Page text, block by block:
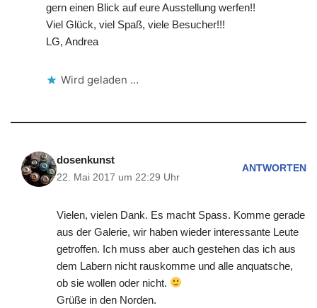
gern einen Blick auf eure Ausstellung werfen!!
Viel Glück, viel Spaß, viele Besucher!!!
LG, Andrea
Wird geladen …
dosenkunst
22. Mai 2017 um 22:29 Uhr
ANTWORTEN
Vielen, vielen Dank. Es macht Spass. Komme gerade
aus der Galerie, wir haben wieder interessante Leute
getroffen. Ich muss aber auch gestehen das ich aus
dem Labern nicht rauskomme und alle anquatsche,
ob sie wollen oder nicht.
Grüße in den Norden.